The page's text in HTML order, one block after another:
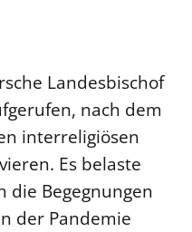
Landesbischof
nach dem
interreligiösen
Es belaste
die Begegnungen
der Pandemie